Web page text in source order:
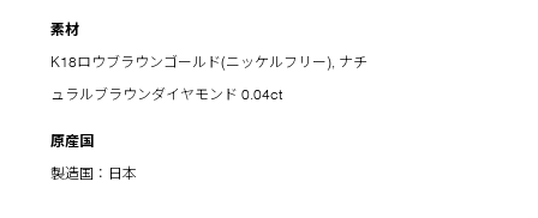
素材
K18ロウブラウンゴールド(ニッケルフリー), ナチ
ュラルブラウンダイヤモンド 0.04ct
原産国
製造国：日本